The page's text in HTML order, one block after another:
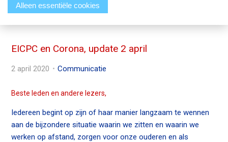
t
o
n
Menu
EICPC en Corona, update 2 april
2 april 2020 Communicatie
Beste leden en andere lezers,
Iedereen begint op zijn of haar manier langzaam te wennen
aan de bijzondere situatie waarin we zitten en waarin we
werken op afstand, zorgen voor onze ouderen en als
TPC Online
Voor Leden
Over EICPC
Inloggen
Alleen essentiële cookies